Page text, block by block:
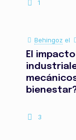
1
Behingoz el
El
3